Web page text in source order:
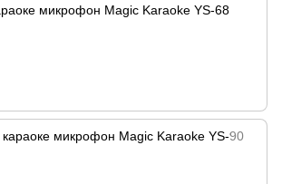
микрофон Magic Karaoke YS-68